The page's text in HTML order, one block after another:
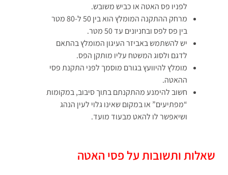
לפניו פס האטה או כביש משובש.
מרחק ההתקנה המומלץ הוא בין 50 ל-80 מטר
בין פס לפס ובחניונים עד 50 מטר.
יש להשתמש באביזר העיגון המומלץ בהתאם
לדגם ולסוג המשטח עליו מותקן הפס.
מומלץ להיוועץ בגורם מוסמך לפני התקנת פסי
ההאטה.
חשוב להימנע מהתקנתם בתוך סיבוב, במקומות
“מפתיעים” או במקום שאינו גלוי לעין הנהג
ושיאפשר לו להאט מבעוד מועד.
שאלות ותשובות על פסי האטה